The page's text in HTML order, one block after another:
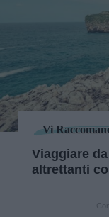
Vi
Viaggiare
altrettanti